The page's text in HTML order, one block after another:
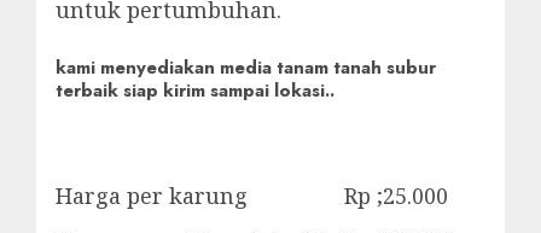
untuk pertumbuhan.
kami menyediakan media tanam tanah subur
terbaik siap kirim sampai lokasi..
Harga per karung Rp ;25.000